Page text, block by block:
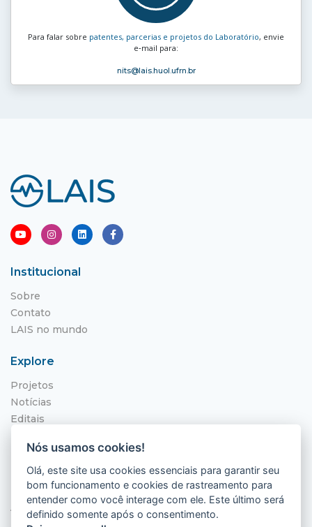
Para falar sobre patentes, parcerias e projetos do Laboratório, envie
e‑mail para:
nits@lais.huol.ufrn.br
Institucional
Sobre
Contato
LAIS no mundo
Explore
Projetos
Notícias
Editais
Localização
Hospital Universitário Onofre Lopes - HUOL
Av. Nilo Peçanha, 620 - Petrópolis
Natal - RN, 59012-300
Nós usamos cookies!
Olá, este site usa cookies essenciais para garantir seu
bom funcionamento e cookies de rastreamento para
entender como você interage com ele. Este último será
definido somente após o consentimento.